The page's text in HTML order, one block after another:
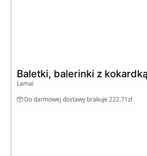
Baletki, balerinki z kokardką
Lamai
Do darmowej dostawy brakuje 222.71zł